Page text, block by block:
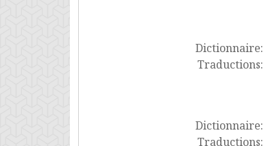
Dictionnaire:
Traductions:
Dictionnaire:
Traductions: